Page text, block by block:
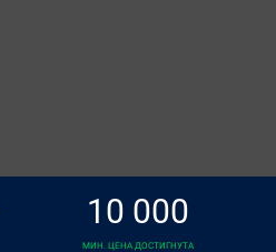
10 000
МИН. ЦЕНА ДОСТИГНУТА